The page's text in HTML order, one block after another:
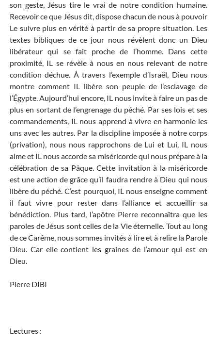
son geste, Jésus tire le vrai de notre condition humaine.
Recevoir ce que Jésus dit, dispose chacun de nous à pouvoir
Le suivre plus en vérité à partir de sa propre situation. Les
textes bibliques de ce jour nous révèlent donc un Dieu
libérateur qui se fait proche de l’homme. Dans cette
proximité, IL se révèle à nous en nous relevant de notre
condition déchue. À travers l’exemple d’Israël, Dieu nous
montre comment IL libère son peuple de l’esclavage de
l’Égypte. Aujourd’hui encore, IL nous invite à faire un pas de
plus en sortant de l’engrenage du péché. Par ses lois et ses
commandements, IL nous apprend à vivre en harmonie les
uns avec les autres. Par la discipline imposée à notre corps
(privation), nous nous rapprochons de Lui et Lui, IL nous
aime et IL nous accorde sa miséricorde qui nous prépare à la
célébration de sa Pâque. Cette invitation à la miséricorde
est une action de grâce qu’il faudra rendre à Dieu qui nous
libère du péché. C’est pourquoi, IL nous enseigne comment
il faut vivre pour rester dans l’alliance et accueillir sa
bénédiction. Plus tard, l’apôtre Pierre reconnaîtra que les
paroles de Jésus sont celles de la Vie éternelle. Tout au long
de ce Carême, nous sommes invités à lire et à relire la Parole
Dieu. Car elle contient les graines de l’amour qui est en
Dieu.
Pierre DIBI
Lectures :